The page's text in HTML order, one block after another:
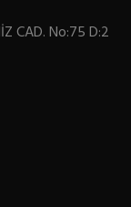
CAD. No:75 D:2